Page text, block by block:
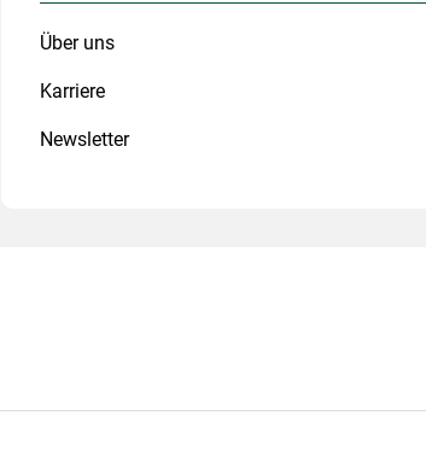
Über uns
Karriere
Newsletter